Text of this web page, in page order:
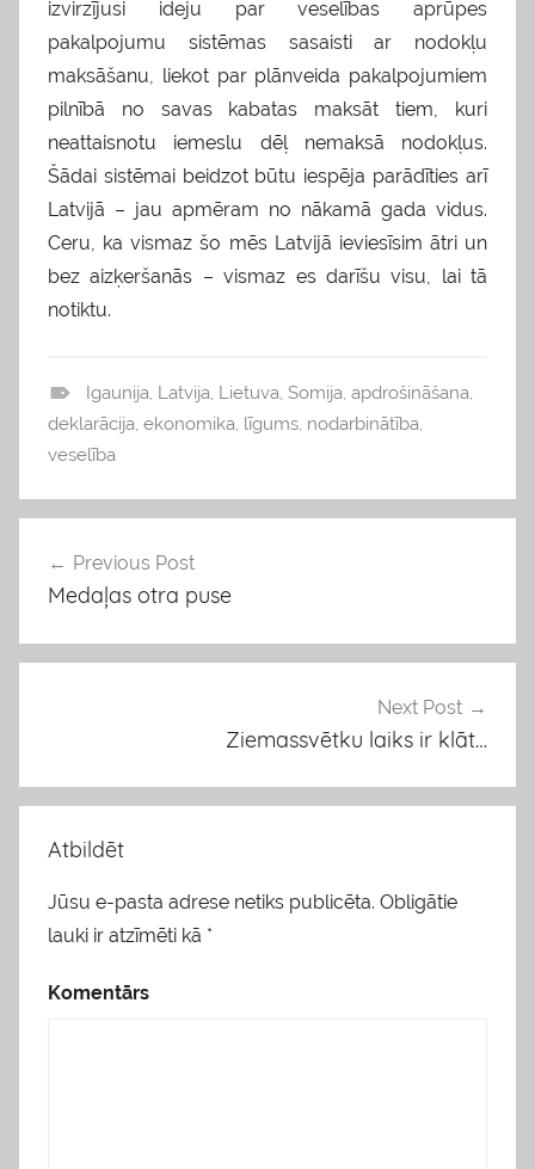
izvirzījusi ideju par veselības aprūpes
pakalpojumu sistēmas sasaisti ar nodokļu
maksāšanu, liekot par plānveida pakalpojumiem
pilnībā no savas kabatas maksāt tiem, kuri
neattaisnotu iemeslu dēļ nemaksā nodokļus.
Šādai sistēmai beidzot būtu iespēja parādīties arī
Latvijā – jau apmēram no nākamā gada vidus.
Ceru, ka vismaz šo mēs Latvijā ieviesīsim ātri un
bez aizķeršanās – vismaz es darīšu visu, lai tā
notiktu.
v
i
d
l
i
Igaunija, Latvija, Lietuva, Somija, apdrošināšana,
deklarācija, ekonomika, līgums, nodarbinātība,
veselība
Ziņu
izvēlne
Previous Post
Medaļas otra puse
Next Post
Ziemassvētku laiks ir klāt…
Atbildēt
Jūsu e-pasta adrese netiks publicēta. Obligātie
lauki ir atzīmēti kā *
Komentārs